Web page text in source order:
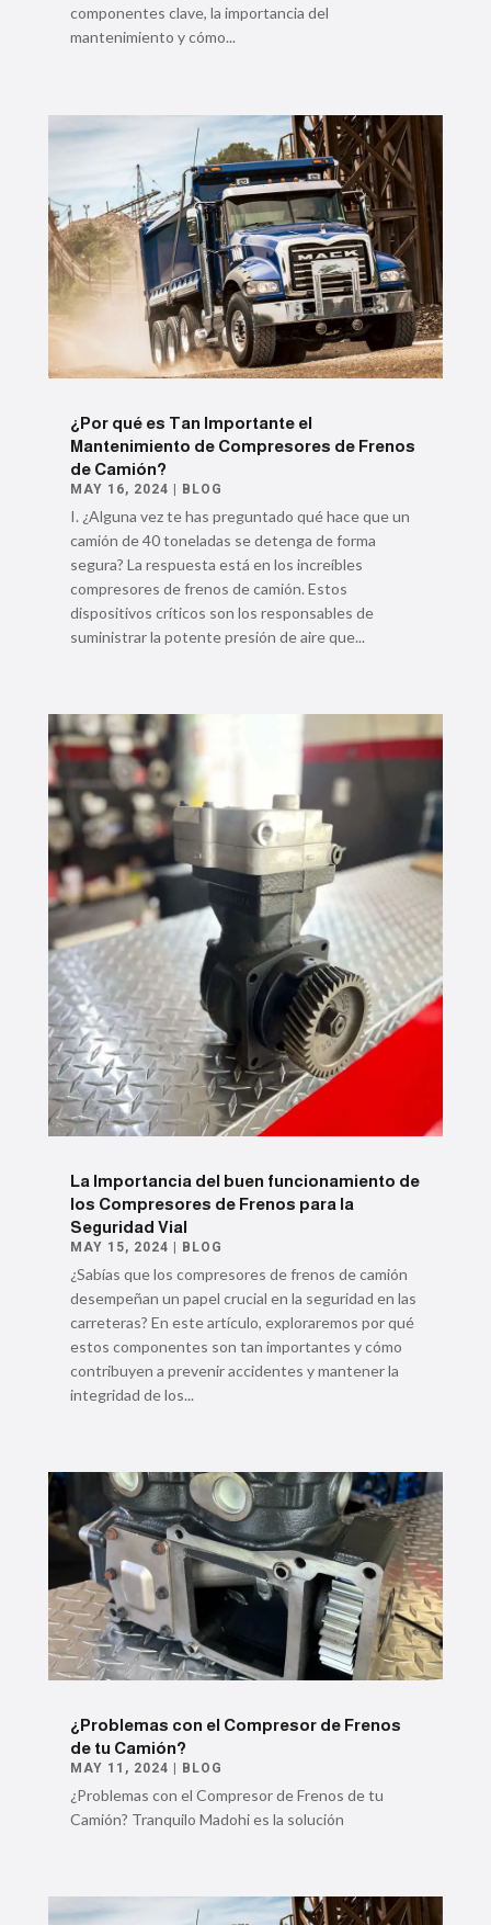
componentes clave, la importancia del
mantenimiento y cómo...
¿Por qué es Tan Importante el
Mantenimiento de Compresores de Frenos
de Camión?
MAY 16, 2024 | BLOG
I. ¿Alguna vez te has preguntado qué hace que un
camión de 40 toneladas se detenga de forma
segura? La respuesta está en los increíbles
compresores de frenos de camión. Estos
dispositivos críticos son los responsables de
suministrar la potente presión de aire que...
La Importancia del buen funcionamiento de
los Compresores de Frenos para la
Seguridad Vial
MAY 15, 2024 | BLOG
¿Sabías que los compresores de frenos de camión
desempeñan un papel crucial en la seguridad en las
carreteras? En este artículo, exploraremos por qué
estos componentes son tan importantes y cómo
contribuyen a prevenir accidentes y mantener la
integridad de los...
¿Problemas con el Compresor de Frenos
de tu Camión?
MAY 11, 2024 | BLOG
¿Problemas con el Compresor de Frenos de tu
Camión? Tranquilo Madohi es la solución